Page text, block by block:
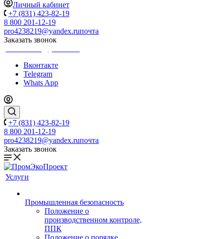
Личный кабинет
+7 (831) 423-82-19
8 800 201-12-19
pro4238219@yandex.ruпочта
Заказать звонок
Вконтакте
Telegram
Whats App
+7 (831) 423-82-19
8 800 201-12-19
pro4238219@yandex.ruпочта
Заказать звонок
Услуги
Промышленная безопасность
Положение о
производственном контроле,
ППК
Положение о порядке